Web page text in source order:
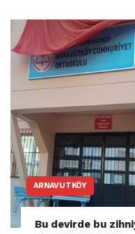
ARNAVUTKÖY
Bu devirde bu